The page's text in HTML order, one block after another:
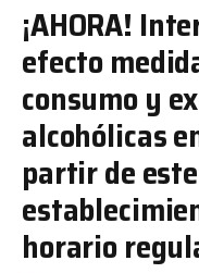
¡AHORA!
efecto
consumo y
alcohólicas
partir de
horario